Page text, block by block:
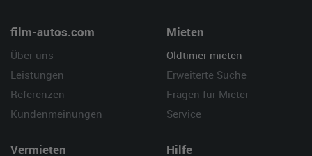
film-autos.com
Über uns
Leistungen
Referenzen
Kundenmeinungen
Mieten
Oldtimer mieten
Erweiterte Suche
Fragen für Mieter
Service
Vermieten Hilfe